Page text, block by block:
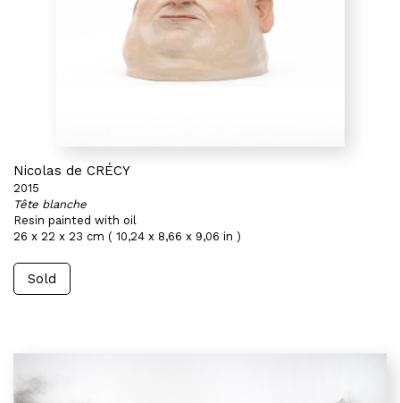
Nicolas de CRÉCY
2015
Tête blanche
Resin painted with oil
26 x 22 x 23 cm ( 10,24 x 8,66 x 9,06 in )
Sold